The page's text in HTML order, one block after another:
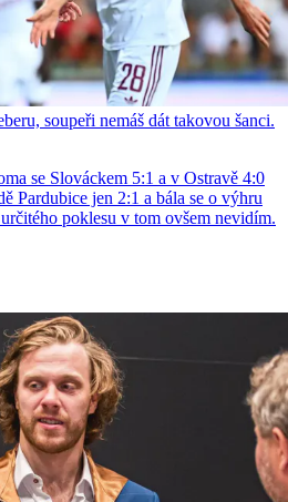
soupeři nemáš dát takovou šanci.
se Slováckem 5:1 a v Ostravě 4:0
Pardubice jen 2:1 a bála se o výhru
poklesu v tom ovšem nevidím.